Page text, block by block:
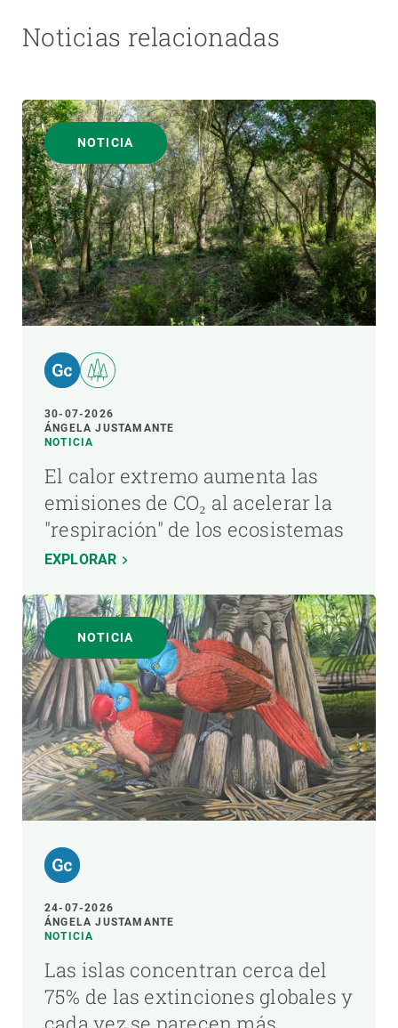
Noticias relacionadas
NOTICIA
30-07-2026
ÁNGELA JUSTAMANTE
NOTICIA
El calor extremo aumenta las
emisiones de CO₂ al acelerar la
"respiración" de los ecosistemas
EXPLORAR
NOTICIA
24-07-2026
ÁNGELA JUSTAMANTE
NOTICIA
Las islas concentran cerca del
75% de las extinciones globales y